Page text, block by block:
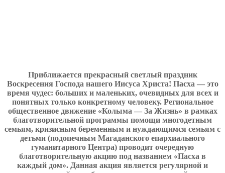
Приближается прекрасный светлый праздник
Воскресения Господа нашего Иисуса Христа! Пасха — это
время чудес: больших и маленьких, очевидных для всех и
понятных только конкретному человеку. Региональное
общественное движение «Колыма — За Жизнь» в рамках
благотворительной программы помощи многодетным
семьям, кризисным беременным и нуждающимся семьям с
детьми (подопечным Магаданского епархиального
гуманитарного Центра) проводит очередную
благотворительную акцию под названием «Пасха в
каждый дом». Данная акция является регулярной и